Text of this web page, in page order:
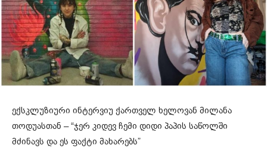
ექსკლუზიური ინტერვიუ ქართველ ხელოვან მილანა
თოდუასთან – “ჯერ კიდევ ჩემი დიდი პაპის საწოლში
მძინავს და ეს ფაქტი მახარებს”